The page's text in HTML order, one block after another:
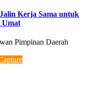
Kerja Sama untuk
Umat
Pimpinan Daerah